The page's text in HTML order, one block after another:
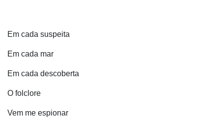
Em cada suspeita
Em cada mar
Em cada descoberta
O folclore
Vem me espionar